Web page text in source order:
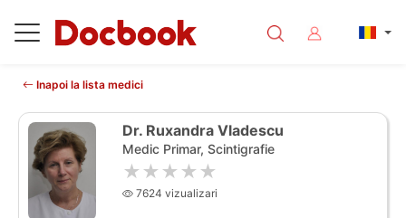
Inapoi la lista medici
Dr. Ruxandra Vladescu
Medic Primar, Scintigrafie
★★★★★
7624 vizualizari